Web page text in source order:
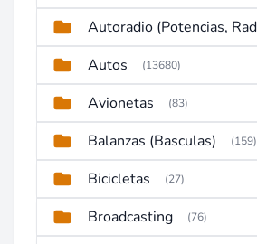
Autos (13680)
Avionetas (83)
Balanzas (Basculas) (159)
Bicicletas (27)
Broadcasting (76)